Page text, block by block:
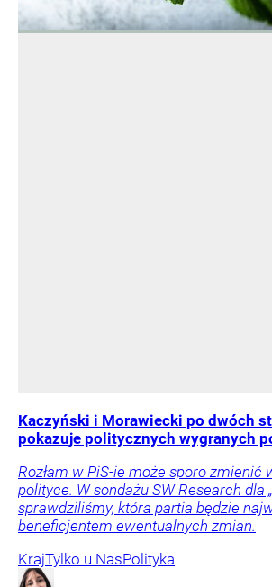
Kaczyński i Morawiecki po dwóch
pokazuje politycznych wygranych
Rozłam w PiS-ie może sporo zmienić
polityce. W sondażu SW Research dla
sprawdziliśmy, która partia będzie
beneficjentem ewentualnych zmian.
KrajTylko u NasPolityka